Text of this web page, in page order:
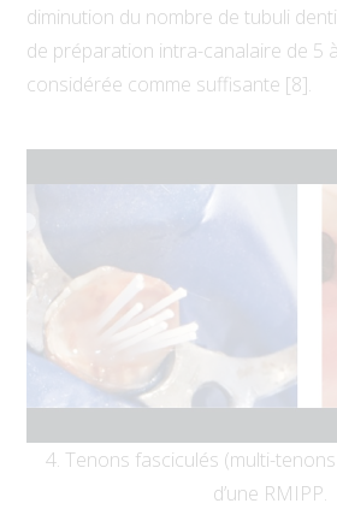
diminution du nombre de tubuli
de préparation intra-canalaire de 5
considérée comme suffisante [8].
4. Tenons fasciculés (multi-
d’une RMIPP.